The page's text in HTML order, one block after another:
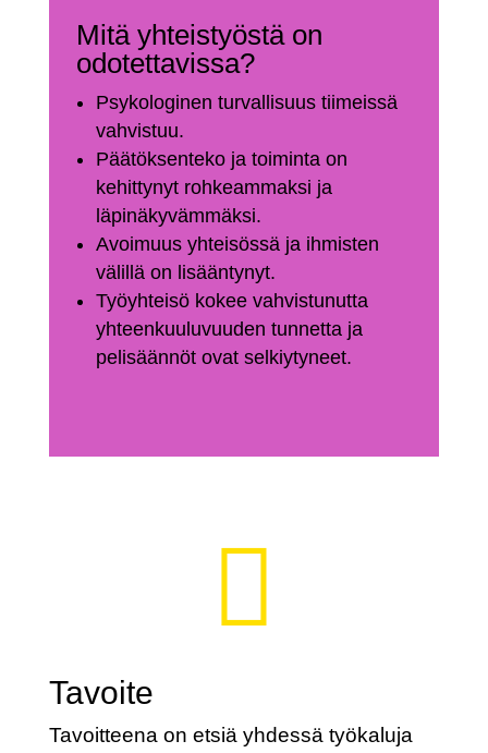
Mitä yhteistyöstä on
odotettavissa?
Psykologinen turvallisuus tiimeissä
vahvistuu.
Päätöksenteko ja toiminta on
kehittynyt rohkeammaksi ja
läpinäkyvämmäksi.
Avoimuus yhteisössä ja ihmisten
välillä on lisääntynyt.
Työyhteisö kokee vahvistunutta
yhteenkuuluvuuden tunnetta ja
pelisäännöt ovat selkiytyneet.

Tavoite
Tavoitteena on etsiä yhdessä työkaluja